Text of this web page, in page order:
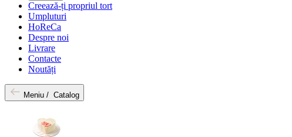
Creează-ți propriul tort
Umpluturi
HoReCa
Despre noi
Livrare
Contacte
Noutăți
Meniu / Catalog